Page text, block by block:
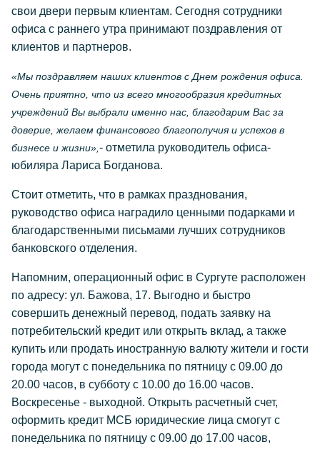
свои двери первым клиентам. Сегодня сотрудники
офиса с раннего утра принимают поздравления от
клиентов и партнеров.
«Мы поздравляем наших клиентов с Днем рождения офиса.
Очень приятно, что из всего многообразия кредитных
учреждений Вы выбрали именно нас, благодарим Вас за
доверие, желаем финансового благополучия и успехов в
бизнесе и жизни», - отметила руководитель офиса-
юбиляра Лариса Богданова.
Стоит отметить, что в рамках празднования,
руководство офиса наградило ценными подарками и
благодарственными письмами лучших сотрудников
банковского отделения.
Напомним, операционный офис в Сургуте расположен
по адресу: ул. Бажова, 17. Выгодно и быстро
совершить денежный перевод, подать заявку на
потребительский кредит или открыть вклад, а также
купить или продать иностранную валюту жители и гости
города могут с понедельника по пятницу с 09.00 до
20.00 часов, в субботу с 10.00 до 16.00 часов.
Воскресенье - выходной. Открыть расчетный счет,
оформить кредит МСБ юридические лица смогут с
понедельника по пятницу с 09.00 до 17.00 часов,